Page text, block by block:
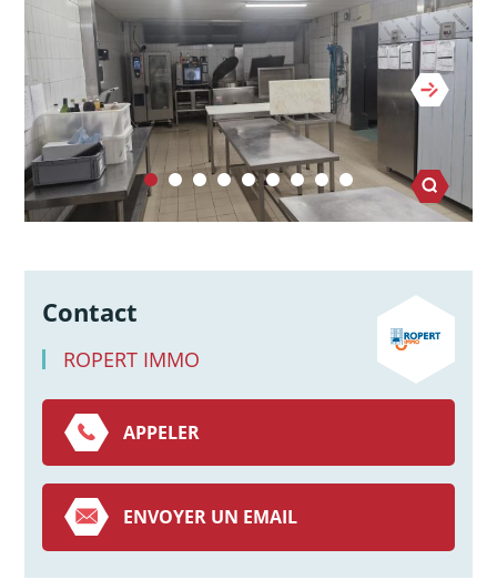
Contact
ROPERT IMMO
APPELER
ENVOYER UN EMAIL